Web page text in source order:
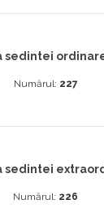
sedintei
Numărul: 227
sedintei
Numărul: 226